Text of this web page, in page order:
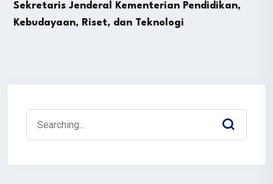
Sekretaris Jenderal Kementerian Pendidikan,
Kebudayaan, Riset, dan Teknologi